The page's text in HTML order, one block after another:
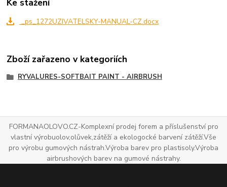
Ke stažení
_ps_1272UZIVATELSKY-MANUAL-CZ.docx
Zboží zařazeno v kategoriích
RYVALURES-SOFTBAIT PAINT - AIRBRUSH
FORMANAOLOVO.CZ-Komplexní prodej forem a příslušenství pro
vlastní výrobuolov,olůvek,zátěží a ekologocké barvení zátěží.Vše
pro výrobu gumových nástrah.Výroba barev pro plastisoly.Výroba
airbrushových barev na gumové nástrahy.